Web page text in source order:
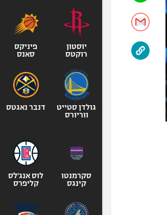
יוסטון
רוקטס
פיניקס
סאנס
גולדן סטייט
ווריורס
דנבר נאגטס
סקרמנטו
קינגס
לוס אנג'לס
קליפרס